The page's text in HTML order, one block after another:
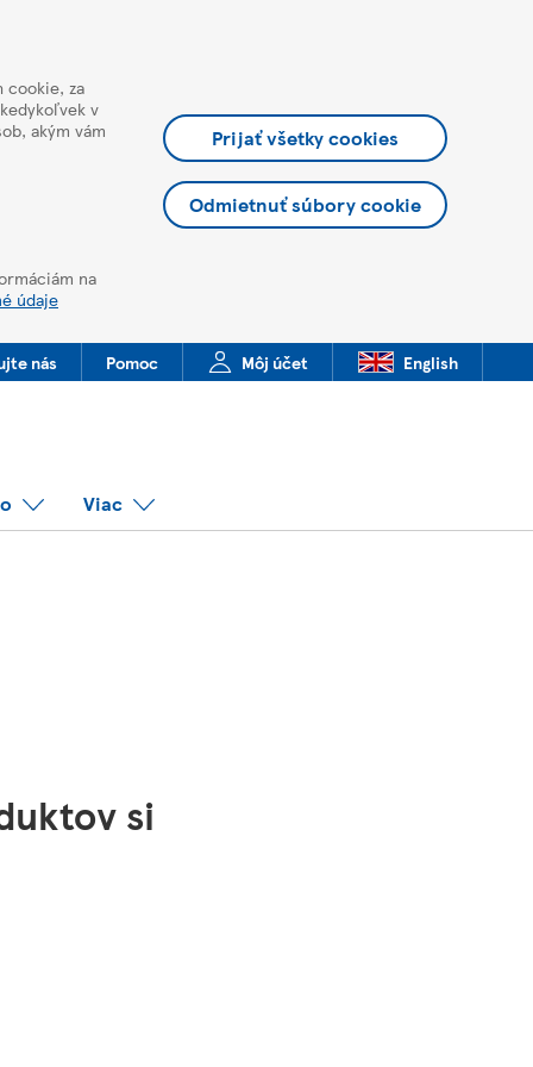
cookie, za
v
akým vám
na
údaje
Prijať všetky cookies
Odmietnuť súbory cookie
nás Pomoc Môj účet English
Viac
si